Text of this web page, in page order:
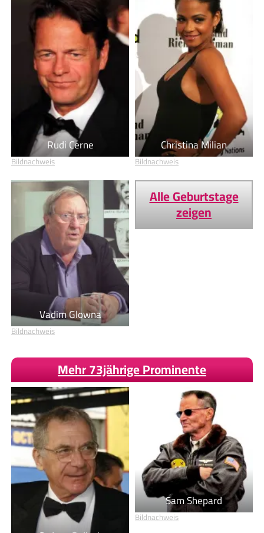
Rudi Cerne
Bildnachweis
Christina Milian
Bildnachweis
Vadim Glowna
Bildnachweis
Alle Geburtstage
zeigen
Mehr 73jährige Prominente
Sam Shepard
Bildnachweis